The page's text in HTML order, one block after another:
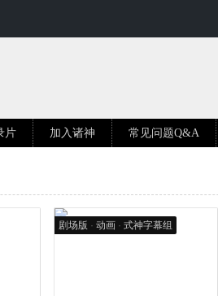
片 加入诸神 常见问题Q&A
剧场版 · 动画 · 式神字幕组